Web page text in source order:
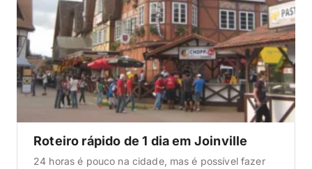
Roteiro rápido de 1 dia em Joinville
24 horas é pouco na cidade, mas é possível fazer